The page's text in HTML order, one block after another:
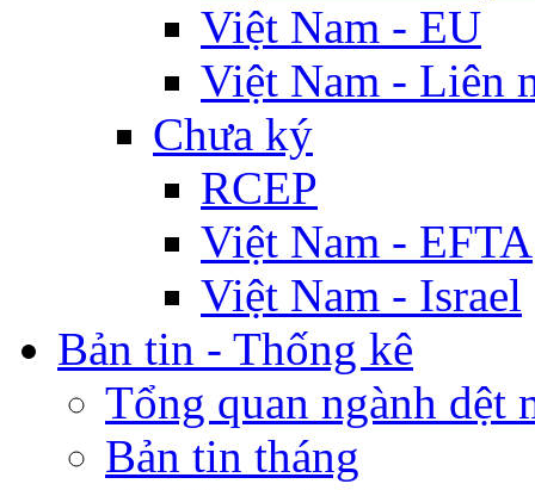
Việt Nam - EU
Việt Nam - Liên
Chưa ký
RCEP
Việt Nam - EFTA
Việt Nam - Israel
Bản tin - Thống kê
Tổng quan ngành dệt
Bản tin tháng